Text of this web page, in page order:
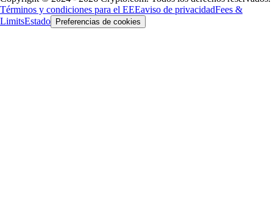
Términos y condiciones para el EEEaviso de privacidadFees &
LimitsEstado Preferencias de cookies